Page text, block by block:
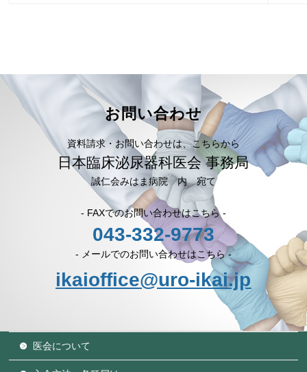
お問い合わせ
資料請求・お問い合わせは、こちらから
日本臨床泌尿器科医会 事務局
誠仁会みはま病院 内 宛て
- FAXでのお問い合わせはこちら -
043-332-9773
- メールでのお問い合わせはこちら -
ikaioffice@uro-ikai.jp
医会について